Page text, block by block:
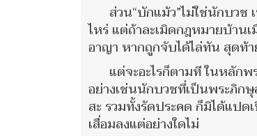
ส่วน“บักแม้ว”ไม่ใช่นักบวช
ไหร่ แต่ถ้าละเมิดกฎหมายบ้าน
อาญา หากถูกจับได้ไล่ทัน สุดท้
แต่จะอะไรก็ตามที ในหลัก
อย่างเช่นนักบวชที่เป็นพระภิกษุ
สะ รวมทั้งรัดประคด ก็มิได้แป
เสื่อมลงแต่อย่างใดไม่